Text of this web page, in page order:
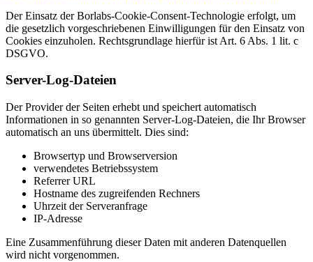
Der Einsatz der Borlabs-Cookie-Consent-Technologie erfolgt, um
die gesetzlich vorgeschriebenen Einwilligungen für den Einsatz von
Cookies einzuholen. Rechtsgrundlage hierfür ist Art. 6 Abs. 1 lit. c
DSGVO.
Server-Log-Dateien
Der Provider der Seiten erhebt und speichert automatisch
Informationen in so genannten Server-Log-Dateien, die Ihr Browser
automatisch an uns übermittelt. Dies sind:
Browsertyp und Browserversion
verwendetes Betriebssystem
Referrer URL
Hostname des zugreifenden Rechners
Uhrzeit der Serveranfrage
IP-Adresse
Eine Zusammenführung dieser Daten mit anderen Datenquellen
wird nicht vorgenommen.